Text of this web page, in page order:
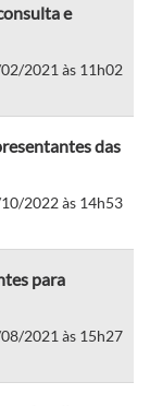
e
2021 às 11h02
das
2022 às 14h53
para
2021 às 15h27